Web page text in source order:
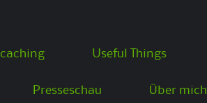
Useful Things
Presseschau Über mich